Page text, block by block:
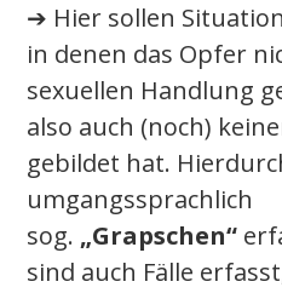
➔ Hier sollen
in denen das Opfer
sexuellen Handlung
also auch (noch)
gebildet hat.
umgangssprachlich
sog. „Grapschen“
sind auch Fälle